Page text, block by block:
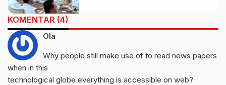
KOMENTAR (4)
Ola
Why people still make use of to read news papers
when in this
technological globe everything is accessible on web?